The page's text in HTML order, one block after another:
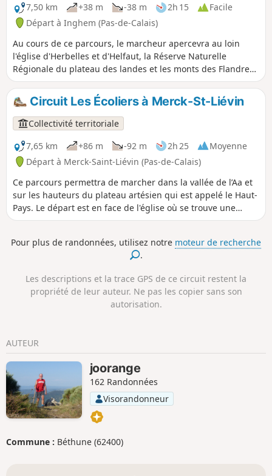
7,50 km
+38 m -38 m 2h 15
Facile
Départ à Inghem (Pas-de-Calais)
Au cours de ce parcours, le marcheur apercevra au loin
l'église d'Herbelles et d'Helfaut, la Réserve Naturelle
Régionale du plateau des landes et les monts des Flandres.
C'est un sentier balisé de la Communauté d'Agglomération
du Pays de Saint-Omer.
Circuit Les Écoliers à Merck-St-Liévin
Collectivité territoriale
7,65 km
+86 m -92 m 2h 25
Moyenne
Départ à Merck-Saint-Liévin (Pas-de-Calais)
Ce parcours permettra de marcher dans la vallée de l’Aa et
sur les hauteurs du plateau artésien qui est appelé le Haut-
Pays. Le départ est en face de l'église où se trouve une
chapelle à Saint-Liévin (patron des marins-pêcheurs). Le
l’ancienne gare située sur la ligne ferroviaire Anvin-Calais.
C'est un sentier balisé de la Communauté d'Agglomération
Pour plus de randonnées, utilisez notre moteur de recherche
.
Les descriptions et la trace GPS de ce circuit restent la
propriété de leur auteur. Ne pas les copier sans son
autorisation.
AUTEUR
joorange
162 Randonnées
Visorandonneur
Commune : Béthune (62400)